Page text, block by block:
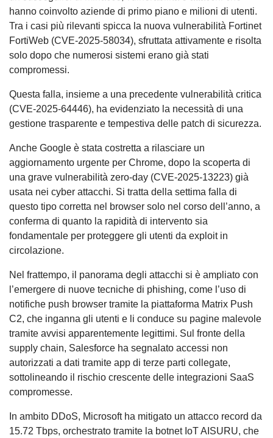
hanno coinvolto aziende di primo piano e milioni di utenti.
Tra i casi più rilevanti spicca la nuova vulnerabilità Fortinet
FortiWeb (CVE-2025-58034), sfruttata attivamente e risolta
solo dopo che numerosi sistemi erano già stati
compromessi.
Questa falla, insieme a una precedente vulnerabilità critica
(CVE-2025-64446), ha evidenziato la necessità di una
gestione trasparente e tempestiva delle patch di sicurezza.
Anche Google è stata costretta a rilasciare un
aggiornamento urgente per Chrome, dopo la scoperta di
una grave vulnerabilità zero-day (CVE-2025-13223) già
usata nei cyber attacchi. Si tratta della settima falla di
questo tipo corretta nel browser solo nel corso dell’anno, a
conferma di quanto la rapidità di intervento sia
fondamentale per proteggere gli utenti da exploit in
circolazione.
Nel frattempo, il panorama degli attacchi si è ampliato con
l’emergere di nuove tecniche di phishing, come l’uso di
notifiche push browser tramite la piattaforma Matrix Push
C2, che inganna gli utenti e li conduce su pagine malevole
tramite avvisi apparentemente legittimi. Sul fronte della
supply chain, Salesforce ha segnalato accessi non
autorizzati a dati tramite app di terze parti collegate,
sottolineando il rischio crescente delle integrazioni SaaS
compromesse.
In ambito DDoS, Microsoft ha mitigato un attacco record da
15.72 Tbps, orchestrato tramite la botnet IoT AISURU, che